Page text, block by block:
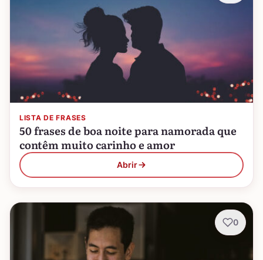
LISTA DE FRASES
50 frases de boa noite para namorada que
contêm muito carinho e amor
Abrir
0